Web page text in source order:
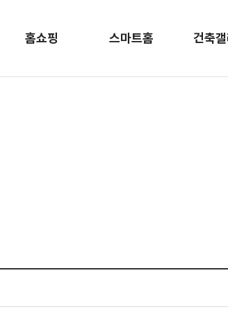
홈쇼핑 스마트홈 건축갤